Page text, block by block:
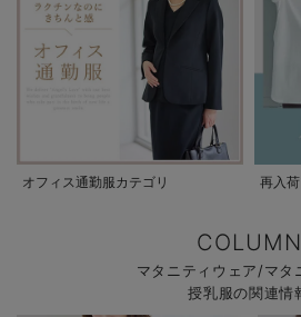
オフィス通勤服カテゴリ 再入
COLUMN
マタニティウェア/マタ
授乳服の関連情